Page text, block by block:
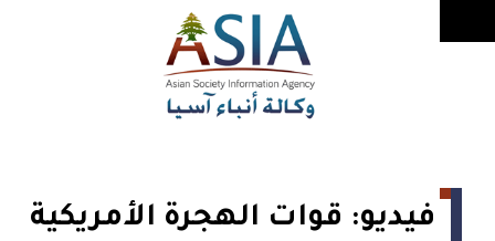
فيديو: قوات الهجرة الأمريكية